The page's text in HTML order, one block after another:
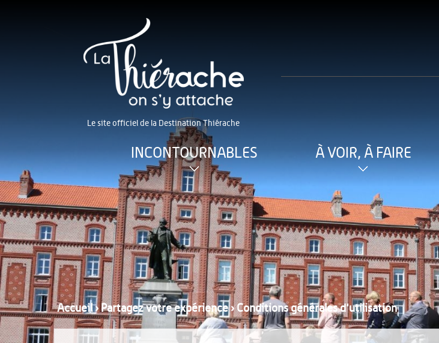
Le site officiel de la Destination Thiérache
INCONTOURNABLES À VOIR, À FAIRE
Accueil›Partagez votre expérience ›Conditions générales d'utilisation